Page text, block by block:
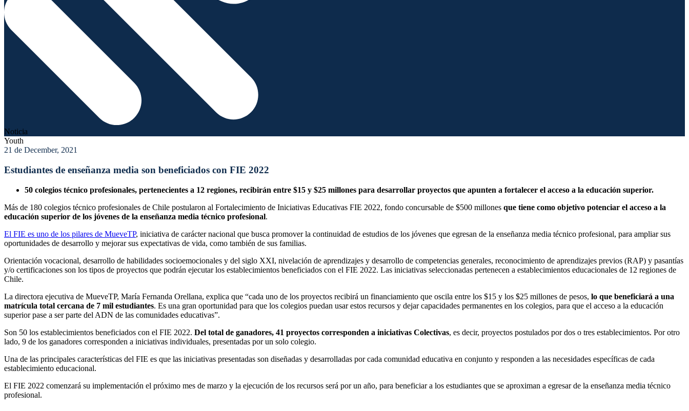
Noticia
Youth
21 de December, 2021
Estudiantes de enseñanza media son beneficiados con FIE 2022
50 colegios técnico profesionales, pertenecientes a 12 regiones, recibirán entre $15 y $25 millones para desarrollar proyectos que apunten a fortalecer el acceso a la educación superior.
Más de 180 colegios técnico profesionales de Chile postularon al Fortalecimiento de Iniciativas Educativas FIE 2022, fondo concursable de $500 millones que tiene como objetivo potenciar el acceso a la
educación superior de los jóvenes de la enseñanza media técnico profesional.
El FIE es uno de los pilares de MueveTP, iniciativa de carácter nacional que busca promover la continuidad de estudios de los jóvenes que egresan de la enseñanza media técnico profesional, para ampliar sus
oportunidades de desarrollo y mejorar sus expectativas de vida, como también de sus familias.
Orientación vocacional, desarrollo de habilidades socioemocionales y del siglo XXI, nivelación de aprendizajes y desarrollo de competencias generales, reconocimiento de aprendizajes previos (RAP) y pasantías
y/o certificaciones son los tipos de proyectos que podrán ejecutar los establecimientos beneficiados con el FIE 2022. Las iniciativas seleccionadas pertenecen a establecimientos educacionales de 12 regiones de
Chile.
La directora ejecutiva de MueveTP, María Fernanda Orellana, explica que “cada uno de los proyectos recibirá un financiamiento que oscila entre los $15 y los $25 millones de pesos, lo que beneficiará a una
matrícula total cercana de 7 mil estudiantes. Es una gran oportunidad para que los colegios puedan usar estos recursos y dejar capacidades permanentes en los colegios, para que el acceso a la educación
superior pase a ser parte del ADN de las comunidades educativas”.
Son 50 los establecimientos beneficiados con el FIE 2022. Del total de ganadores, 41 proyectos corresponden a iniciativas Colectivas, es decir, proyectos postulados por dos o tres establecimientos. Por otro
lado, 9 de los ganadores corresponden a iniciativas individuales, presentadas por un solo colegio.
Una de las principales características del FIE es que las iniciativas presentadas son diseñadas y desarrolladas por cada comunidad educativa en conjunto y responden a las necesidades específicas de cada
establecimiento educacional.
El FIE 2022 comenzará su implementación el próximo mes de marzo y la ejecución de los recursos será por un año, para beneficiar a los estudiantes que se aproximan a egresar de la enseñanza media técnico
profesional.